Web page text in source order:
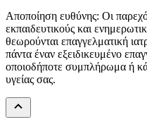
Αποποίηση ευθύνης: Οι
εκπαιδευτικούς και
θεωρούνται επαγγελματική
πάντα έναν εξειδικευμένο
οποιοδήποτε συμπλήρωμα ή
υγείας σας.